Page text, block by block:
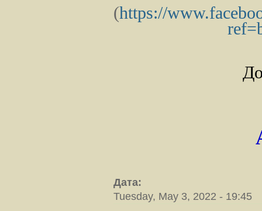
(https://
Дата:
Tuesday, May 3, 2022 - 19:45